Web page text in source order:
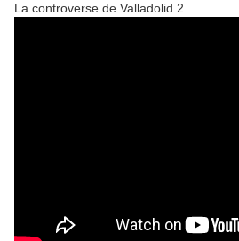
La controverse de Valladolid 2